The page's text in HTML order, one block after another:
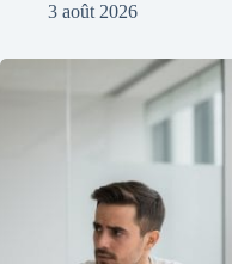
3 août 2026